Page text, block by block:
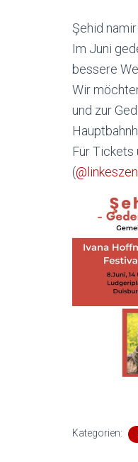
Şehid
Im Juni
bessere
Wir
und zur
Für Tickets
(
Kategorien: